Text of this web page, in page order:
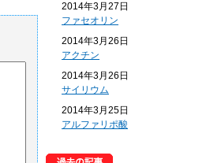
2014年3月27日
ファセオリン
2014年3月26日
アクチン
2014年3月26日
サイリウム
2014年3月25日
アルファリポ酸